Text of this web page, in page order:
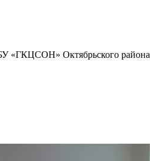
«ГКЦСОН» Октябрьского района